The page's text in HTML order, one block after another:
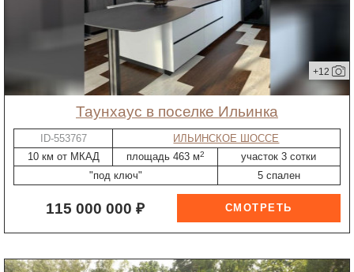
+12
таунхаус в поселке Ильинка
ID-553767
ИЛЬИНСКОЕ ШОССЕ
10 км от МКАД
площадь 463 м2
участок 3 сотки
"под ключ"
5 спален
115 000 000 ₽